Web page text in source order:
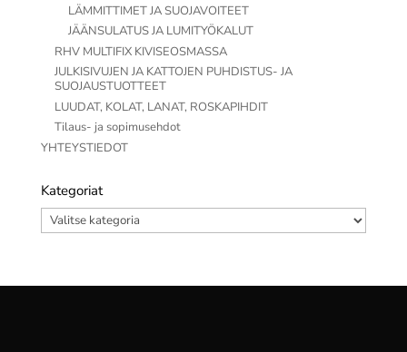
LÄMMITTIMET JA SUOJAVOITEET
JÄÄNSULATUS JA LUMITYÖKALUT
RHV MULTIFIX KIVISEOSMASSA
JULKISIVUJEN JA KATTOJEN PUHDISTUS- JA
SUOJAUSTUOTTEET
LUUDAT, KOLAT, LANAT, ROSKAPIHDIT
Tilaus- ja sopimusehdot
YHTEYSTIEDOT
Kategoriat
Kategoriat